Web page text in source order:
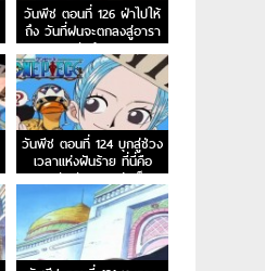
วันพีช ตอนที่ 126 ฝ่าไปให้
ถึง วันที่ฝนจะตกลงสู่อารา
บัสต้า!
วันพีช ตอนที่ 124 บุกสู่ช่วง
เวลาแห่งฝันร้าย ที่นี่คือ
ฐานทัพลับของกลุ่มเม็ด
ทราย